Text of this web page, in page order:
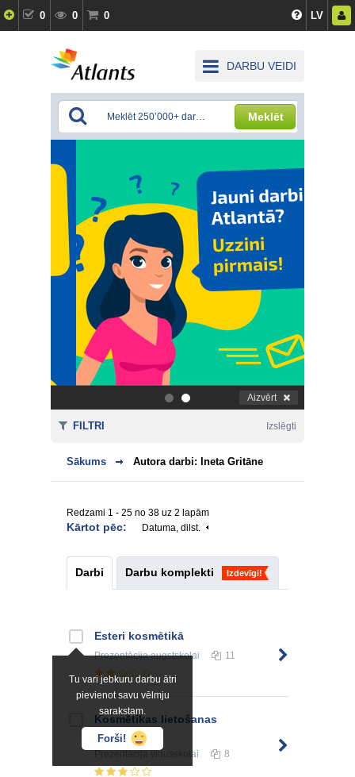
0 0 0 LV
DARBU VEIDI
Meklēt
. Aizvērt
Sākums Autora darbi: Ineta Gritāne
Redzami 1 - 25 no 38 uz 2 lapām
Kārtot pēc: Datuma, dilst.
Darbi Darbu komplekti Izdevīgi!
Tu vari jebkuru darbu ātri
pievienot savu vēlmju
sarakstam.
Forši!
Esteri kosmētikā
Prezentācijaaugstskolai 11
Kosmētikas lietošanas
tradīcijas
Prezentācijavidusskolai 8
FILTRI Izslēgti